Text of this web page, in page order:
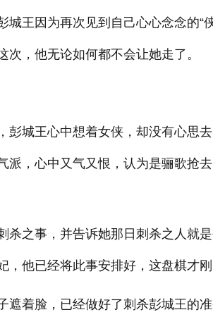
王因为再次见到自己心心念念的“
，他无论如何都不会让她走了。
彭城王心中想着女侠，却没有心思
派，心中又气又恨，认为是骊歌抢
杀之事，并告诉她那日刺杀之人就
他已经将此事安排好，这盘棋才刚
遮着脸，已经做好了刺杀彭城王的